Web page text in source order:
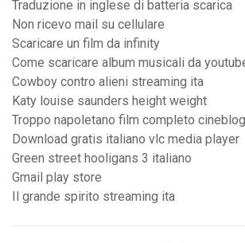
Traduzione in inglese di batteria scarica
Non ricevo mail su cellulare
Scaricare un film da infinity
Come scaricare album musicali da
Cowboy contro alieni streaming ita
Katy louise saunders height weight
Troppo napoletano film completo
Download gratis italiano vlc media player
Green street hooligans 3 italiano
Gmail play store
Il grande spirito streaming ita